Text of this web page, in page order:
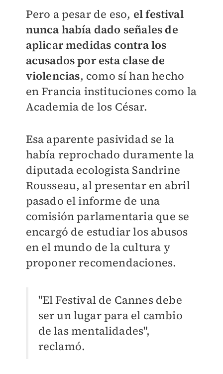
Pero a pesar de eso, el festival
nunca había dado señales de
aplicar medidas contra los
acusados por esta clase de
violencias, como sí han hecho
en Francia instituciones como la
Academia de los César.
Esa aparente pasividad se la
había reprochado duramente la
diputada ecologista Sandrine
Rousseau, al presentar en abril
pasado el informe de una
comisión parlamentaria que se
encargó de estudiar los abusos
en el mundo de la cultura y
proponer recomendaciones.
"El Festival de Cannes debe
ser un lugar para el cambio
de las mentalidades",
reclamó.